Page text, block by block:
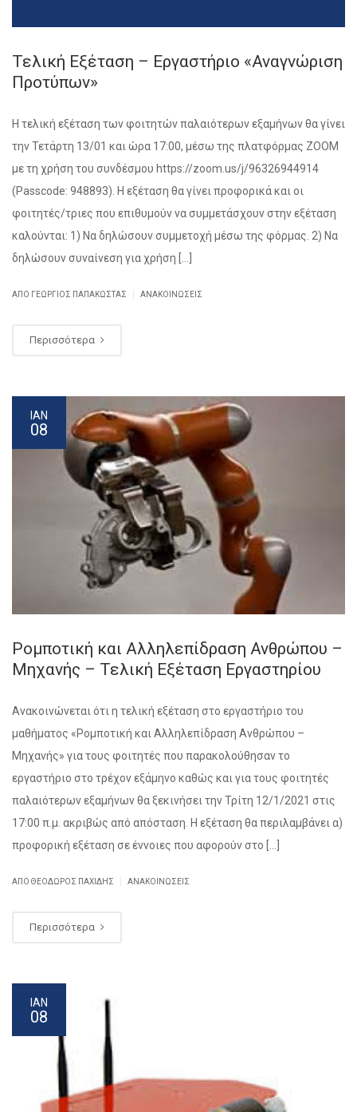
Τελική Εξέταση – Εργαστήριο «Αναγνώριση
Προτύπων»
Η τελική εξέταση των φοιτητών παλαιότερων εξαμήνων θα γίνει
την Τετάρτη 13/01 και ώρα 17:00, μέσω της πλατφόρμας ZOOM
με τη χρήση του συνδέσμου https://zoom.us/j/96326944914
(Passcode: 948893). Η εξέταση θα γίνει προφορικά και οι
φοιτητές/τριες που επιθυμούν να συμμετάσχουν στην εξέταση
καλούνται: 1) Να δηλώσουν συμμετοχή μέσω της φόρμας. 2) Να
δηλώσουν συναίνεση για χρήση […]
ΑΠΌ ΓΕΏΡΓΙΟΣ ΠΑΠΑΚΏΣΤΑΣ ΑΝΑΚΟΙΝΏΣΕΙΣ
Περισσότερα
ΙΑΝ
08
Ρομποτική και Αλληλεπίδραση Ανθρώπου –
Μηχανής – Τελική Εξέταση Εργαστηρίου
Ανακοινώνεται ότι η τελική εξέταση στο εργαστήριο του
μαθήματος «Ρομποτική και Αλληλεπίδραση Ανθρώπου –
Μηχανής» για τους φοιτητές που παρακολούθησαν το
εργαστήριο στο τρέχον εξάμηνο καθώς και για τους φοιτητές
παλαιότερων εξαμήνων θα ξεκινήσει την Τρίτη 12/1/2021 στις
17:00 π.μ. ακριβώς από απόσταση. Η εξέταση θα περιλαμβάνει α)
προφορική εξέταση σε έννοιες που αφορούν στο […]
ΑΠΌ ΘΕΌΔΩΡΟΣ ΠΑΧΊΔΗΣ ΑΝΑΚΟΙΝΏΣΕΙΣ
Περισσότερα
ΙΑΝ
08